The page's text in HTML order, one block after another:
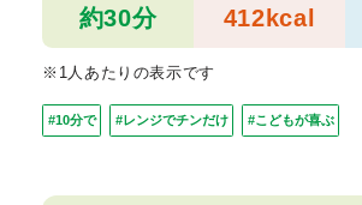
約30分 412kcal
※1人あたりの表示です
#10分で #レンジでチンだけ #こどもが喜ぶ